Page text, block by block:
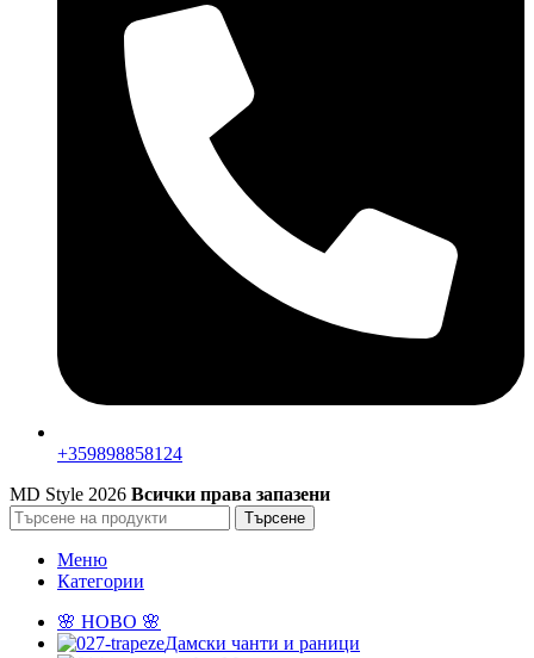
+359898858124
MD Style 2026 Всички права запазени
Търсене
Меню
Категории
🌸 НОВО 🌸
Дамски чанти и раници